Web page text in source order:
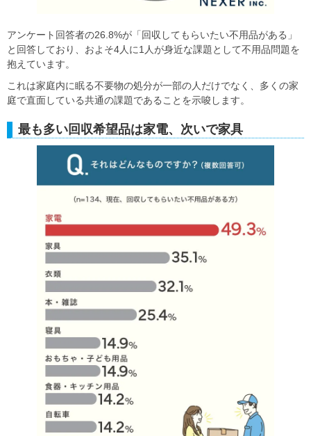
アンケート回答者の26.8%が「回収してもらいたい不用品がある」
と回答しており、およそ4人に1人が身近な課題として不用品問題を
抱えています。
これは家庭内に眠る不要物の処分が一部の人だけでなく、多くの家
庭で直面している共通の課題であることを示唆します。
最も多い回収希望品は家電、次いで家具